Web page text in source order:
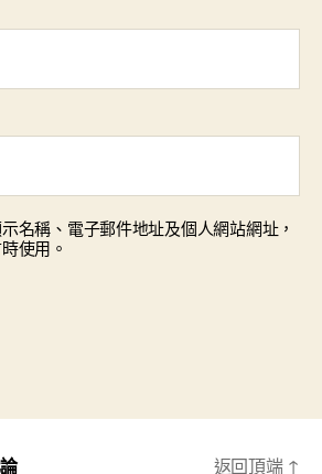
名稱、電子郵件地址及個人網站網址，
使用。
返回頂端 ↑